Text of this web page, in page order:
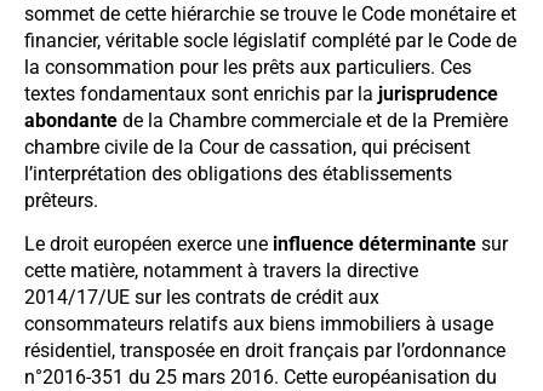
sommet de cette hiérarchie se trouve le Code monétaire et
financier, véritable socle législatif complété par le Code de
la consommation pour les prêts aux particuliers. Ces
textes fondamentaux sont enrichis par la jurisprudence
abondante de la Chambre commerciale et de la Première
chambre civile de la Cour de cassation, qui précisent
l’interprétation des obligations des établissements
prêteurs.
Le droit européen exerce une influence déterminante sur
cette matière, notamment à travers la directive
2014/17/UE sur les contrats de crédit aux
consommateurs relatifs aux biens immobiliers à usage
résidentiel, transposée en droit français par l’ordonnance
n°2016-351 du 25 mars 2016. Cette européanisation du